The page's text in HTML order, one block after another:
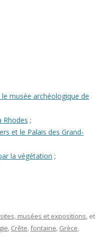
musée archéologique de
Rhodes ;
et le Palais des Grand-
la végétation ;
musées et expositions, et
, Crête,fontaine, Grèce,